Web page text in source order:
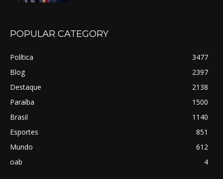
POPULAR CATEGORY
Política
3477
Blog
2397
Destaque
2138
Paraíba
1500
Brasil
1140
Esportes
851
Mundo
612
oab
4